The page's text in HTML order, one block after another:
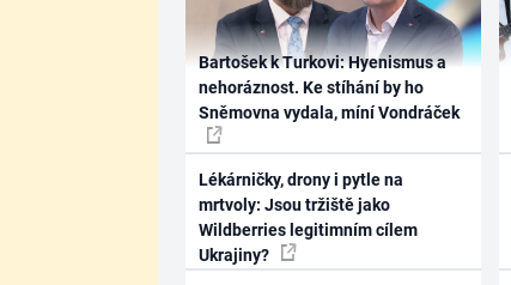
Bartošek k Turkovi: Hyenismus a
nehoráznost. Ke stíhání by ho
Sněmovna vydala, míní Vondráček
Lékárničky, drony i pytle na
mrtvoly: Jsou tržiště jako
Wildberries legitimním cílem
Ukrajiny?